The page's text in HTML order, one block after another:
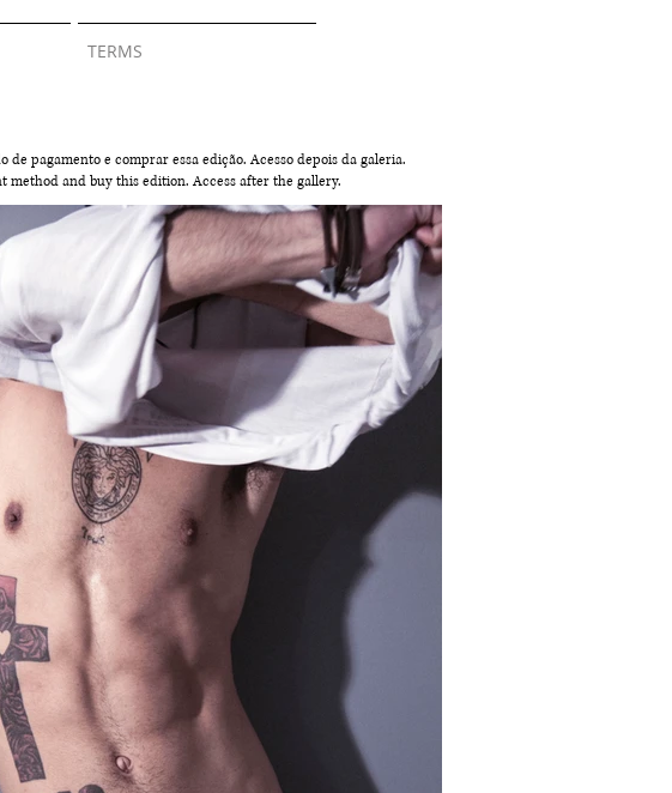
pagamento e comprar essa edição. Acesso depois da galeria.
method and buy this edition. Access after the gallery.
TERMS